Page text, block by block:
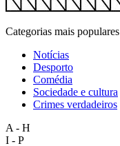
Categorias mais populares
Notícias
Desporto
Comédia
Sociedade e cultura
Crimes verdadeiros
A - H
I - P